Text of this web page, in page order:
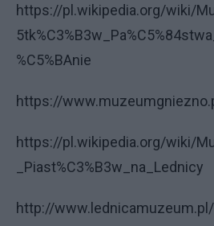
https://pl.wikipedia.org/wiki/
%C5%BAnie
https://
https://pl.wikipedia.org/wiki/
_Piast%C3%B3w_na_Lednicy
http://www.lednicamuzeum.pl/